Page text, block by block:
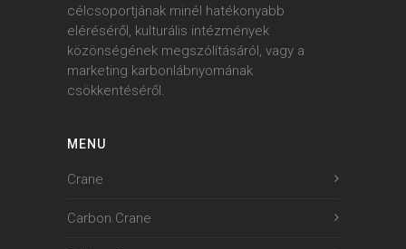
célcsoportjának minél hatékonyabb
eléréséről, kulturális intézmények
közönségének megszólításáról, vagy a
marketing karbonlábnyomának
csökkentéséről.
MENU
Crane
Carbon.Crane